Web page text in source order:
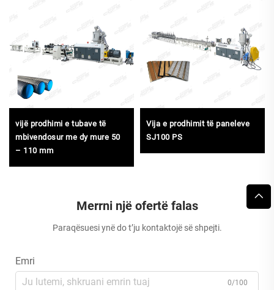
vijë prodhimi e tubave të
mbivendosur me dy mure 50
– 110 mm
Vija e prodhimit të paneleve
SJ100 PS
Merrni një ofertë falas
Paraqësuesi ynë do t’ju kontaktojë së shpejti.
Emri
0/100